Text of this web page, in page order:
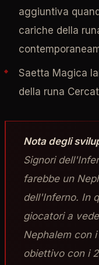
aggiuntiva
cariche della
Saetta Magica
della runa
Nota degli
Signori
farebbe un
dell'Inferno. In
giocatori a
Nephalem con
obiettivo con i